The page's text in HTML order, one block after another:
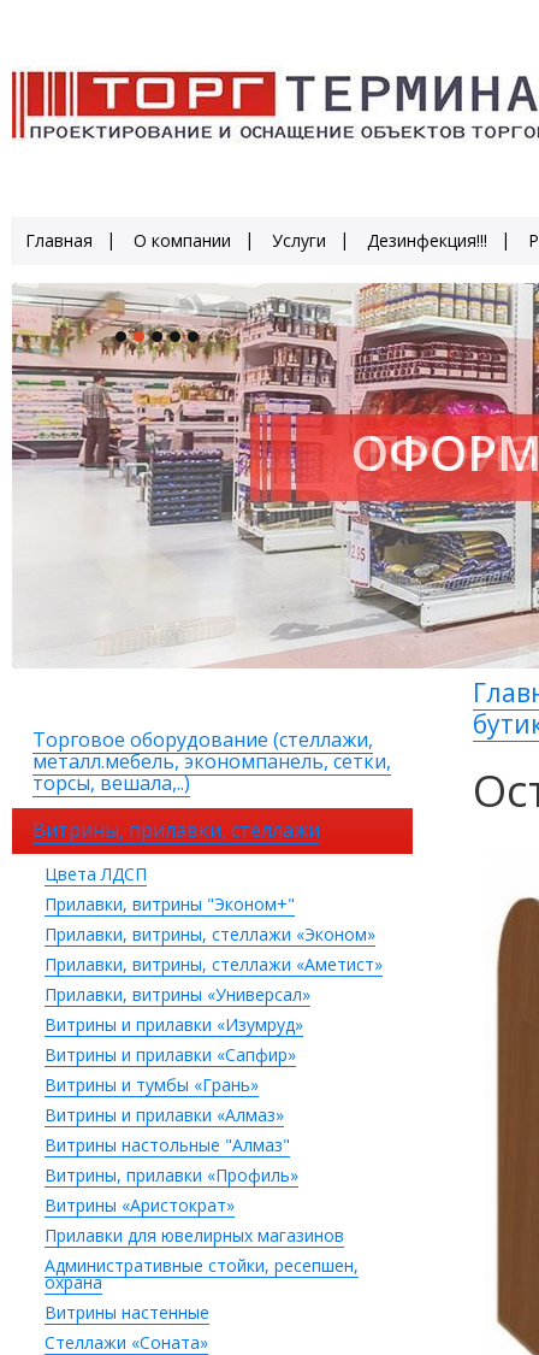
Главная О компании Услуги Дезинфекция!!!
Торговое оборудование (стеллажи,
металл.мебель, экономпанель, сетки,
торсы, вешала,..)
Витрины, прилавки, стеллажи
Цвета ЛДСП
Прилавки, витрины "Эконом+"
Прилавки, витрины, стеллажи «Эконом»
Прилавки, витрины, стеллажи «Аметист»
Прилавки, витрины «Универсал»
Витрины и прилавки «Изумруд»
Витрины и прилавки «Сапфир»
Витрины и тумбы «Грань»
Витрины и прилавки «Алмаз»
Витрины настольные "Алмаз"
Витрины, прилавки «Профиль»
Витрины «Аристократ»
Прилавки для ювелирных магазинов
Административные стойки, ресепшен,
охрана
Витрины настенные
Стеллажи «Соната»